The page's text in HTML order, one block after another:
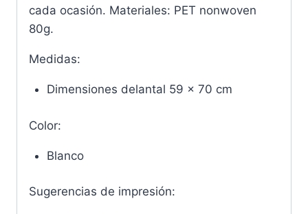
cada ocasión. Materiales: PET nonwoven
80g.
Medidas:
Dimensiones delantal 59 x 70 cm
Color:
Blanco
Sugerencias de impresión: